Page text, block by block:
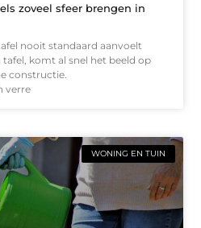
zoveel sfeer brengen in
nooit standaard aanvoelt
komt al snel het beeld op
constructie.
verre
WONING EN TUIN